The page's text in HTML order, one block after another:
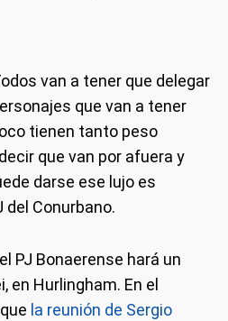
van a tener que delegar
que van a tener
tienen tanto peso
que van por afuera y
darse ese lujo es
del Conurbano.
PJ Bonaerense hará un
en Hurlingham. En el
la reunión de Sergio